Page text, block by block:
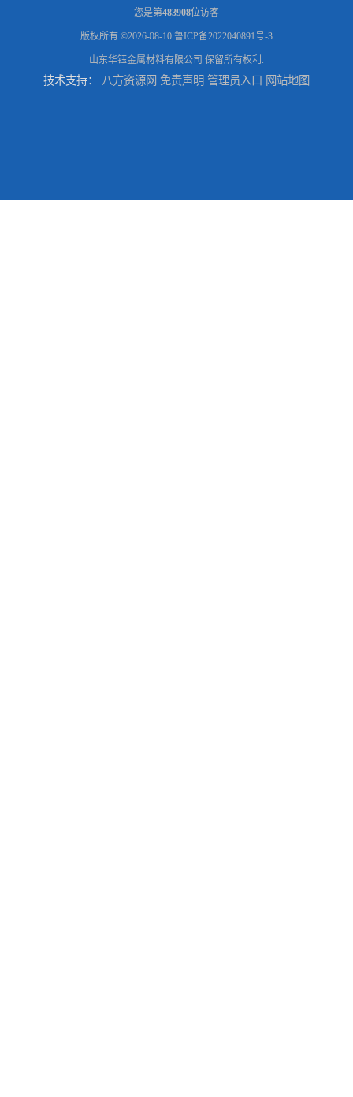
您是第483908位访客
版权所有 ©2026-08-10 鲁ICP备2022040891号-3
山东华钰金属材料有限公司 保留所有权利.
技术支持： 八方资源网 免责声明 管理员入口 网站地图